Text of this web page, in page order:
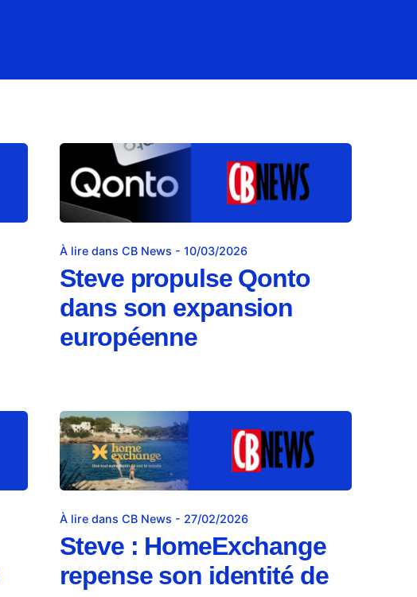
À lire dans CB News - 10/03/2026
Steve propulse Qonto
dans son expansion
européenne
À lire dans CB News - 27/02/2026
Steve : HomeExchange
repense son identité de